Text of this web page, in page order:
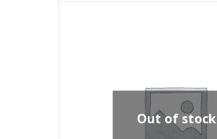
Out of stock